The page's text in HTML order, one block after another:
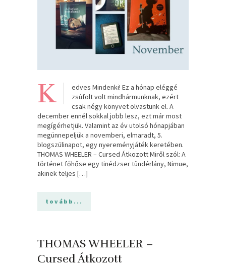
K
edves Mindenki! Ez a hónap eléggé
zsúfolt volt mindhármunknak, ezért
csak négy könyvet olvastunk el. A
december ennél sokkal jobb lesz, ezt már most
megígérhetjük. Valamint az év utolsó hónapjában
megünnepeljük a novemberi, elmaradt, 5.
blogszülinapot, egy nyereményjáték keretében.
THOMAS WHEELER – Cursed Átkozott Miről szól: A
történet főhőse egy tinédzser tündérlány, Nimue,
akinek teljes […]
tovább...
THOMAS WHEELER –
Cursed Átkozott